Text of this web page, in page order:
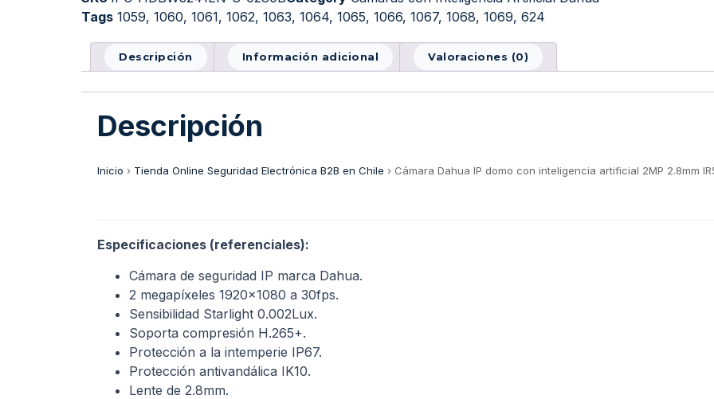
Tags 1059, 1060, 1061, 1062, 1063, 1064, 1065, 1066, 1067, 1068, 1069, 624
Descripción Información adicional Valoraciones (0)
Descripción
Inicio › Tienda Online Seguridad Electrónica B2B en Chile › Cámara Dahua IP domo con inteligencia artificial 2MP 2.8mm
Especificaciones (referenciales):
Cámara de seguridad IP marca Dahua.
2 megapíxeles 1920×1080 a 30fps.
Sensibilidad Starlight 0.002Lux.
Soporta compresión H.265+.
Protección a la intemperie IP67.
Protección antivandálica IK10.
Lente de 2.8mm.